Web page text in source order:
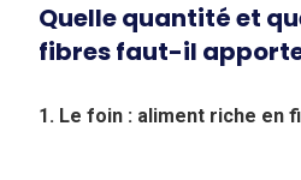
Quelle quantité et
fibres faut-il
1. Le foin : aliment riche en